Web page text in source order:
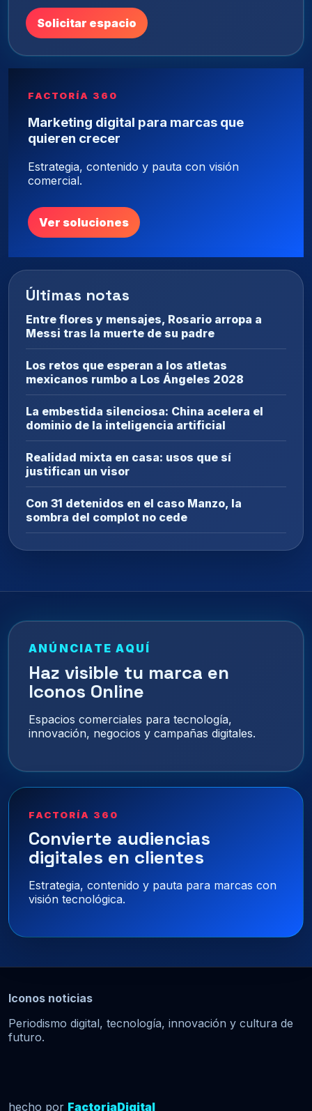
Solicitar espacio
FACTORÍA 360
Marketing digital para marcas que
quieren crecer
Estrategia, contenido y pauta con visión
comercial.
Ver soluciones
Últimas notas
Entre flores y mensajes, Rosario arropa a
Messi tras la muerte de su padre
Los retos que esperan a los atletas
mexicanos rumbo a Los Ángeles 2028
La embestida silenciosa: China acelera el
dominio de la inteligencia artificial
Realidad mixta en casa: usos que sí
justifican un visor
Con 31 detenidos en el caso Manzo, la
sombra del complot no cede
ANÚNCIATE AQUÍ
Haz visible tu marca en
Iconos Online
Espacios comerciales para tecnología,
innovación, negocios y campañas digitales.
FACTORÍA 360
Convierte audiencias
digitales en clientes
Estrategia, contenido y pauta para marcas con
visión tecnológica.
Iconos noticias
Periodismo digital, tecnología, innovación y cultura de
futuro.
hecho por FactoriaDigital